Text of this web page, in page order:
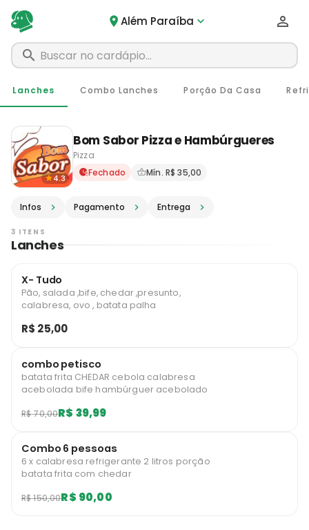
Além Paraíba
4.3
Bom Sabor Pizza e Hambúrgueres
Pizza
Delivery em Além Paraíba
Fechado Mín. R$ 35,00
Infos Pagamento Entrega
Lanches Combo Lanches Porção Da Casa
3 ITENS
Lanches
X- Tudo
Pão, salada ,bife, chedar ,presunto,
calabresa, ovo , batata palha
R$ 25,00
combo petisco
batata frita CHEDAR cebola calabresa
acebolada bife hambúrguer acebolado
R$ 70,00R$ 39,99
Combo 6 pessoas
6 x calabresa refrigerante 2 litros porção
batata frita com chedar
R$ 150,00R$ 90,00